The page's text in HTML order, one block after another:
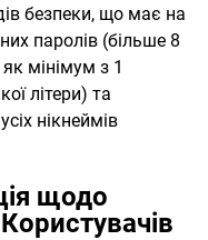
безпеки, що має на
паролів (більше 8
мінімум з 1
літери) та
нікнеймів
щодо